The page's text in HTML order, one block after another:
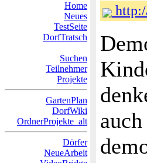
Home
Neues
TestSeite
DorfTratsch
Suchen
Teilnehmer
Projekte
GartenPlan
DorfWiki
OrdnerProjekte_alt
Dörfer
NeueArbeit